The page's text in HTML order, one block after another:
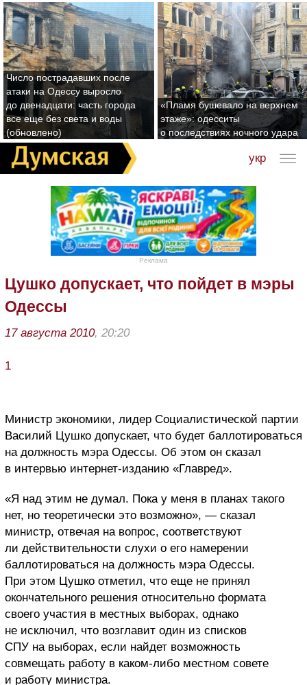
Число пострадавших после
атаки на Одессу выросло
до двенадцати: часть города
все еще без света и воды
(обновлено)
«Пламя бушевало на верхнем
этаже»: одесситы
о последствиях ночного удара
укр
Реклама
Цушко допускает, что пойдет в мэры
Одессы
17 августа 2010, 20:20
1
Министр экономики, лидер Социалистической партии
Василий Цушко допускает, что будет баллотироваться
на должность мэра Одессы. Об этом он сказал
в интервью интернет-изданию «Главред».
«Я над этим не думал. Пока у меня в планах такого
нет, но теоретически это возможно», — сказал
министр, отвечая на вопрос, соответствуют
ли действительности слухи о его намерении
баллотироваться на должность мэра Одессы.
При этом Цушко отметил, что еще не принял
окончательного решения относительно формата
своего участия в местных выборах, однако
не исключил, что возглавит один из списков
СПУ на выборах, если найдет возможность
совмещать работу в каком-либо местном совете
и работу министра.